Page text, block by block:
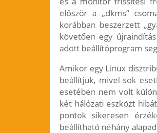
először a „dkms”
korábban beszerzett
követően egy
adott beállítóprogram
Amikor egy Linux
beállítjuk, mivel sok
esetében nem volt
két hálózati eszközt
pontok sikeresen
beállítható néhány